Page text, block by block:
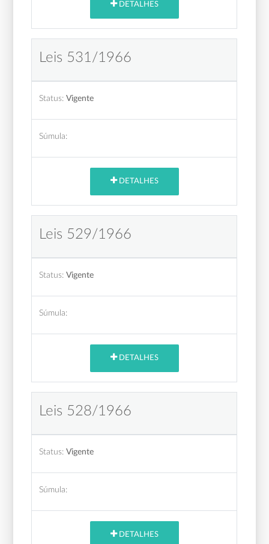
DETALHES
Leis 531/1966
Status: Vigente
Súmula:
DETALHES
Leis 529/1966
Status: Vigente
Súmula:
DETALHES
Leis 528/1966
Status: Vigente
Súmula:
DETALHES